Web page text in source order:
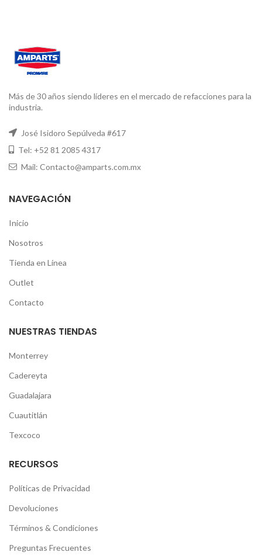
Más de 30 años siendo líderes en el mercado de refacciones para la
industria.
José Isidoro Sepúlveda #617
Tel: +52 81 2085 4317
Mail: Contacto@amparts.com.mx
NAVEGACIÓN
Inicio
Nosotros
Tienda en Línea
Outlet
Contacto
NUESTRAS TIENDAS
Monterrey
Cadereyta
Guadalajara
Cuautitlán
Texcoco
RECURSOS
Políticas de Privacidad
Devoluciones
Términos & Condiciones
Preguntas Frecuentes